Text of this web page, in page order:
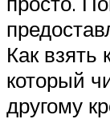
Как взять
который
другому